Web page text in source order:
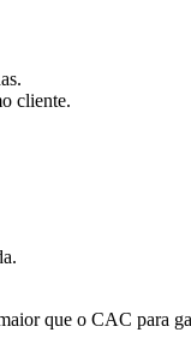
cliente.
que o CAC para